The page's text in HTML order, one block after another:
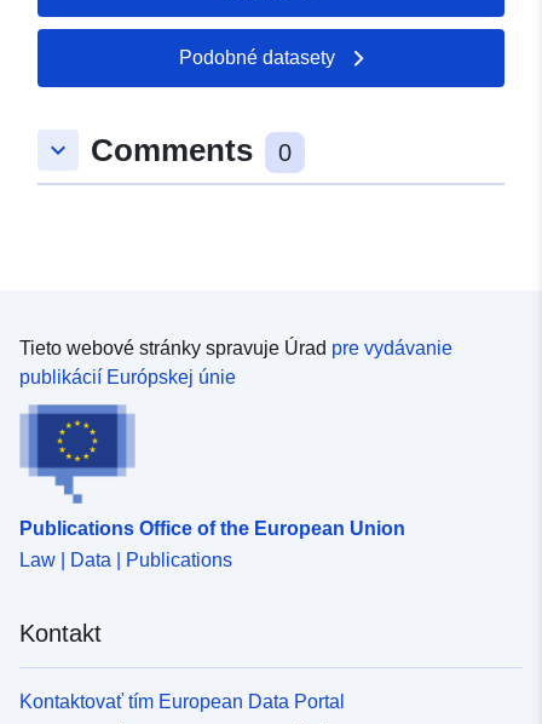
Podobné datasety
keyboard_arrow_down Comments 0
Tieto webové stránky spravuje Úrad pre vydávanie
publikácií Európskej únie
Publications Office of the European Union
Law | Data | Publications
Kontakt
Kontaktovať tím European Data Portal